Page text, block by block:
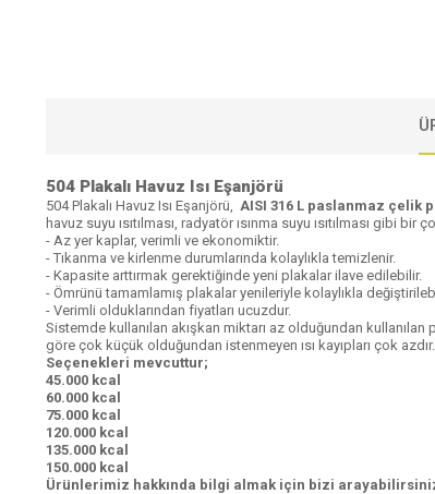
504 Plakalı Havuz Isı Eşanjörü
504 Plakalı Havuz Isı Eşanjörü, AISI 316 L paslanmaz çelik
havuz suyu ısıtılması, radyatör ısınma suyu ısıtılması gibi bir
- Az yer kaplar, verimli ve ekonomiktir.
- Tıkanma ve kirlenme durumlarında kolaylıkla temizlenir.
- Kapasite arttırmak gerektiğinde yeni plakalar ilave edilebilir.
- Ömrünü tamamlamış plakalar yenileriyle kolaylıkla
- Verimli olduklarından fiyatları ucuzdur.
Sistemde kullanılan akışkan miktarı az olduğundan
göre çok küçük olduğundan istenmeyen ısı kayıpları çok azdır.
Seçenekleri mevcuttur;
45.000 kcal
60.000 kcal
75.000 kcal
120.000 kcal
135.000 kcal
150.000 kcal
Ürünlerimiz hakkında bilgi almak için bizi